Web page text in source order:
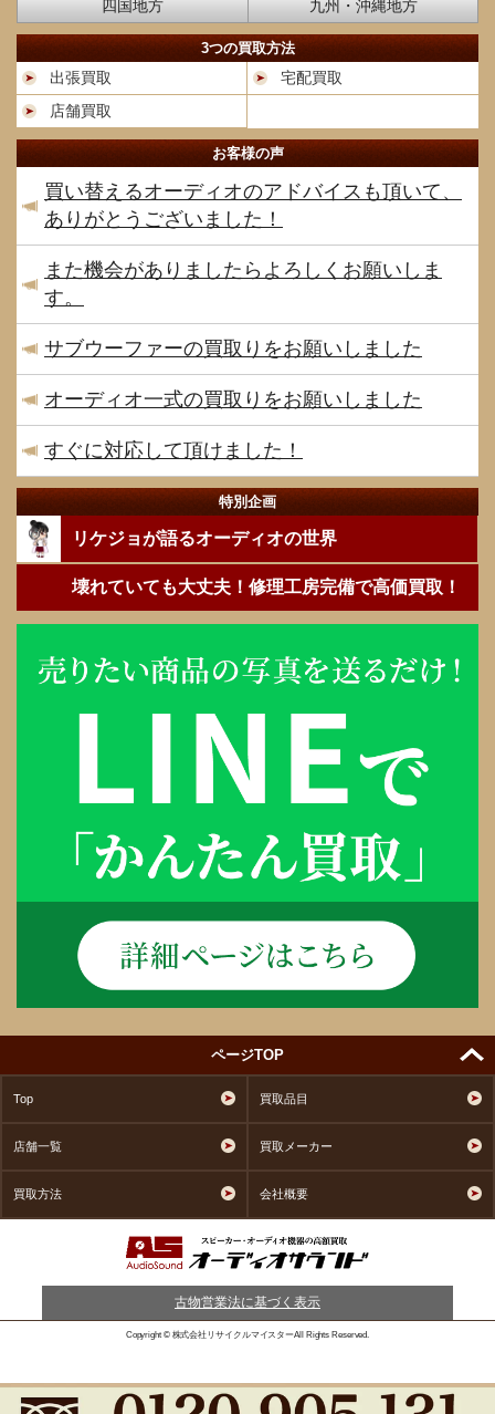
四国地方
九州・沖縄地方
3つの買取方法
出張買取
宅配買取
店舗買取
お客様の声
買い替えるオーディオのアドバイスも頂いて、
ありがとうございました！
また機会がありましたらよろしくお願いしま
す。
サブウーファーの買取りをお願いしました
オーディオ一式の買取りをお願いしました
すぐに対応して頂けました！
特別企画
リケジョが語るオーディオの世界
壊れていても大丈夫！修理工房完備で高価買取！
ページTOP
Top 買取品目
店舗一覧 買取メーカー
買取方法 会社概要
古物営業法に基づく表示
Copyright © 株式会社リサイクルマイスターAll Rights Reserved.